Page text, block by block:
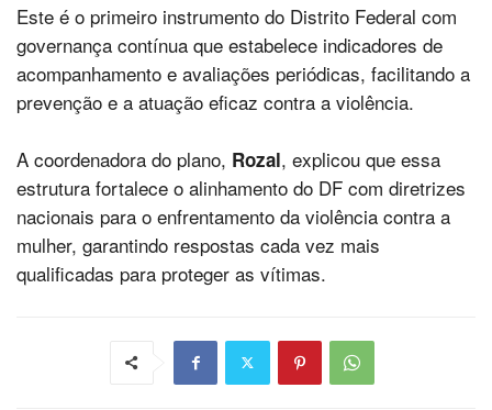
Este é o primeiro instrumento do Distrito Federal com
governança contínua que estabelece indicadores de
acompanhamento e avaliações periódicas, facilitando a
prevenção e a atuação eficaz contra a violência.
A coordenadora do plano, Rozal, explicou que essa
estrutura fortalece o alinhamento do DF com diretrizes
nacionais para o enfrentamento da violência contra a
mulher, garantindo respostas cada vez mais
qualificadas para proteger as vítimas.